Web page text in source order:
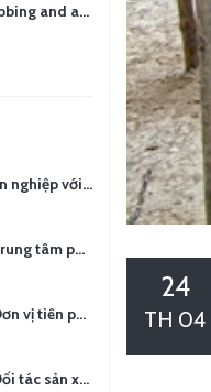
24
TH 04
Voice over, dubbing and audio production services in Vietnam for global content
Làm MV chuyên nghiệp với chi phí tối ưu: nên chọn quay thực tế hay video AI?
YCN MEDIA – Trung tâm phụ kiện quay chụp tại Hà Nội
YCN MEDIA – Đơn vị tiên phong sản xuất hình ảnh & âm thanh bằng AI tại Hà Nội
YCN MEDIA – Đối tác sản xuất hình ảnh chuyên nghiệp cho doanh nghiệp tại Hà Nội